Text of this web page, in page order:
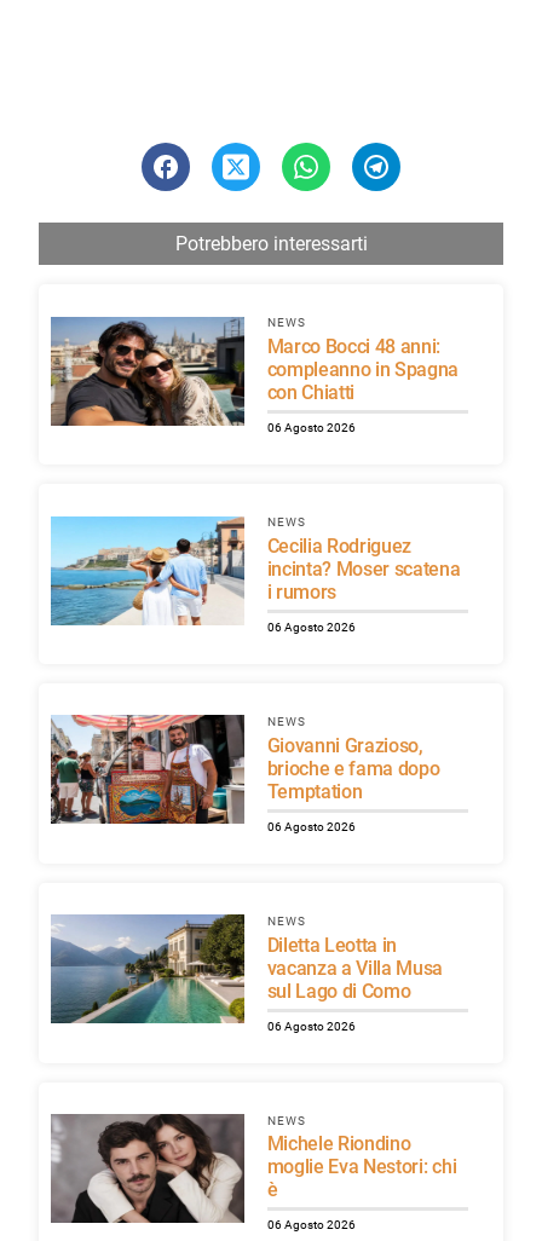
Potrebbero interessarti
NEWS
Marco Bocci 48 anni:
compleanno in Spagna
con Chiatti
06 Agosto 2026
NEWS
Cecilia Rodriguez
incinta? Moser scatena
i rumors
06 Agosto 2026
NEWS
Giovanni Grazioso,
brioche e fama dopo
Temptation
06 Agosto 2026
NEWS
Diletta Leotta in
vacanza a Villa Musa
sul Lago di Como
06 Agosto 2026
NEWS
Michele Riondino
moglie Eva Nestori: chi
è
06 Agosto 2026